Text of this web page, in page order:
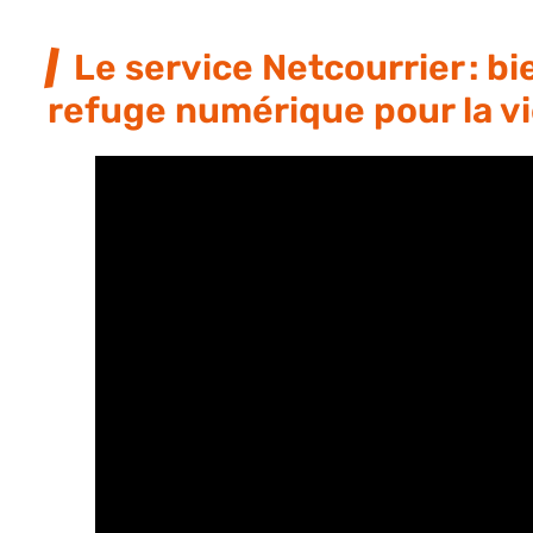
Le service Netcourrier :
refuge numérique pour la